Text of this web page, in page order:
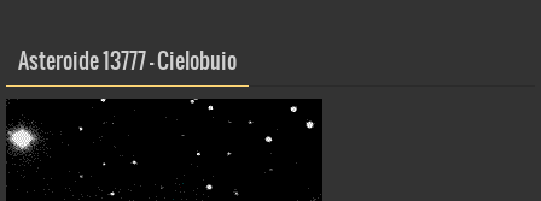
Asteroide 13777 – Cielobuio